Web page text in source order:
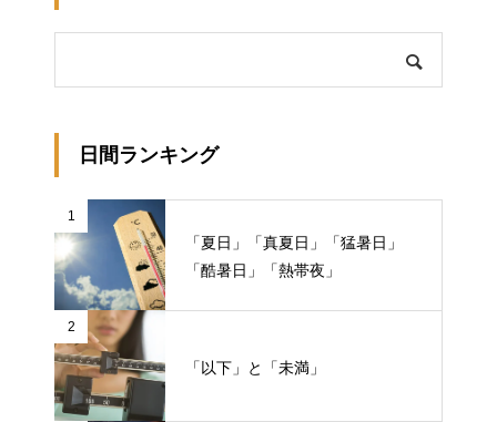
日間ランキング
1
「夏日」「真夏日」「猛暑日」
「酷暑日」「熱帯夜」
2
「以下」と「未満」